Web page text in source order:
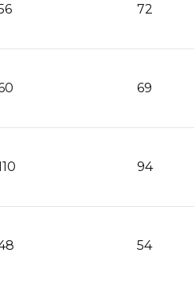
72
69
94
54